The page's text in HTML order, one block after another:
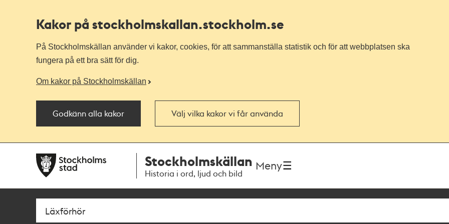
Kakor på stockholmskallan.stockholm.se
På Stockholmskällan använder vi kakor, cookies, för att sammanställa statistik och för att webbplatsen ska
fungera på ett bra sätt för dig.
Om kakor på Stockholmskällan
Godkänn alla kakor Välj vilka kakor vi får använda
navigationen
huvudinnehållet
Stockholmskällan
Historia i ord, ljud och bild
Meny
Sök